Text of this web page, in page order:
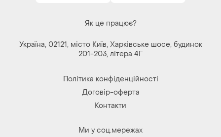
Політика конфіденційності
Контакти
© 2026Shafa.ua